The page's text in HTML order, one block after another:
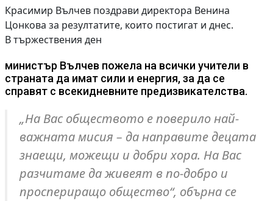
Красимир Вълчев поздрави директора Венина
Цонкова за резултатите, които постигат и днес.
В тържествения ден
министър Вълчев пожела на всички учители в
страната да имат сили и енергия, за да се
справят с всекидневните предизвикателства.
„На Вас обществото е поверило най-
важната мисия – да направите децата
знаещи, можещи и добри хора. На Вас
разчитаме да живеят в по-добро и
проспериращо общество“, обърна се